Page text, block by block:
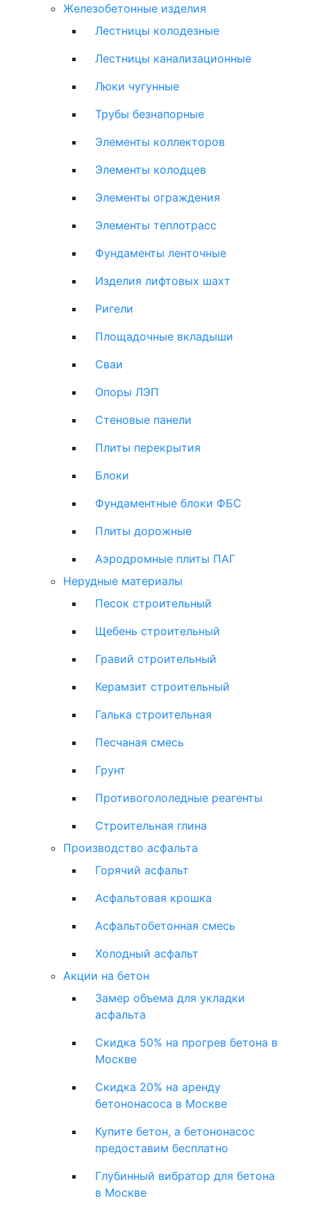
Железобетонные изделия
Лестницы колодезные
Лестницы канализационные
Люки чугунные
Трубы безнапорные
Элементы коллекторов
Элементы колодцев
Элементы ограждения
Элементы теплотрасс
Фундаменты ленточные
Изделия лифтовых шахт
Ригели
Площадочные вкладыши
Сваи
Опоры ЛЭП
Стеновые панели
Плиты перекрытия
Блоки
Фундаментные блоки ФБС
Плиты дорожные
Аэродромные плиты ПАГ
Нерудные материалы
Песок строительный
Щебень строительный
Гравий строительный
Керамзит строительный
Галька строительная
Песчаная смесь
Грунт
Противогололедные реагенты
Строительная глина
Производство асфальта
Горячий асфальт
Асфальтовая крошка
Асфальтобетонная смесь
Холодный асфальт
Акции на бетон
Замер объема для укладки
асфальта
Скидка 50% на прогрев бетона в
Москве
Скидка 20% на аренду
бетононасоса в Москве
Купите бетон, а бетононасос
предоставим бесплатно
Глубинный вибратор для бетона
в Москве